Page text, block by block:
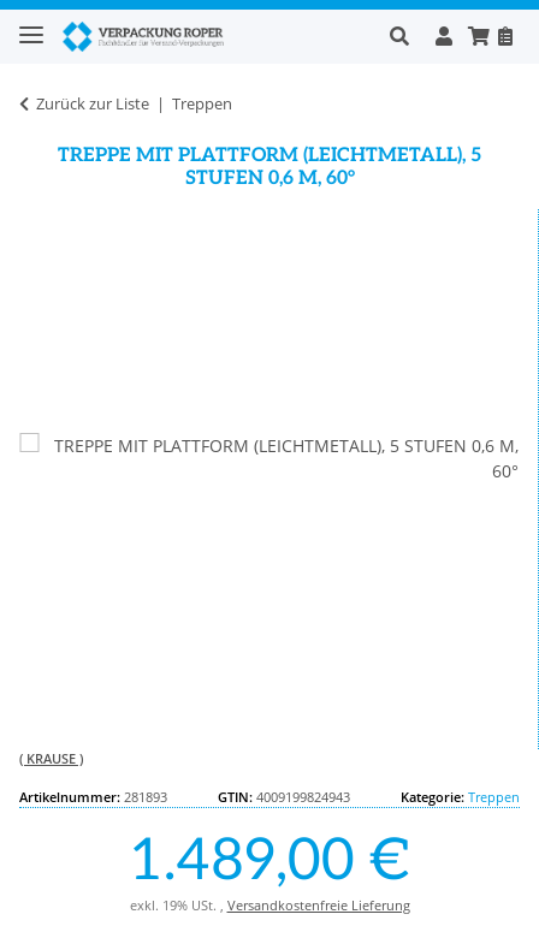
Zurück zur Liste Treppen
TREPPE MIT PLATTFORM (LEICHTMETALL), 5
STUFEN 0,6 M, 60°
( KRAUSE )
Artikelnummer: 281893 GTIN: 4009199824943 Kategorie: Treppen
1.489,00 €
exkl. 19% USt. , Versandkostenfreie Lieferung